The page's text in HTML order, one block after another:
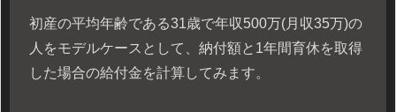
初産の平均年齢である31歳で年収500万(月収35万)の
人をモデルケースとして、納付額と1年間育休を取得
した場合の給付金を計算してみます。